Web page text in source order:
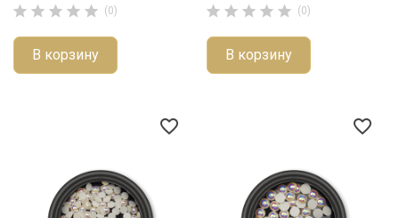
     (0)
В корзину
     (0)
В корзину
favorite_border favorite_border